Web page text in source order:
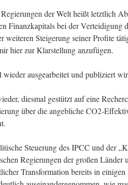
der Welt heißt letztlich
Finanzkapitals bei der Verteidigung
weiteren Steigerung seiner Profite
hier zur Klarstellung anzufügen.
wieder ausgearbeitet und publiziert
diesmal gestützt auf eine
über die angebliche CO2-
Steuerung des IPCC und der
Regierungen der großen Länder
Transformation bereits in